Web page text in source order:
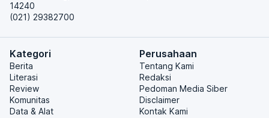
14240
(021) 29382700
Kategori
Berita
Literasi
Review
Komunitas
Data & Alat
Perusahaan
Tentang Kami
Redaksi
Pedoman Media Siber
Disclaimer
Kontak Kami